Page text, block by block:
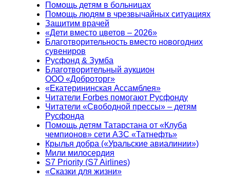
Помощь детям в больницах
Помощь людям в чрезвычайных ситуациях
Защитим врачей
«Дети вместо цветов – 2026»
Благотворительность вместо новогодних
сувениров
Русфонд & Зумба
Благотворительный аукцион
ООО «Доброторг»
«Екатерининская Ассамблея»
Читатели Forbes помогают Русфонду
Читатели «Свободной прессы» – детям
Русфонда
Помощь детям Татарстана от «Клуба
чемпионов» сети АЗС «Татнефть»
Крылья добра («Уральские авиалинии»)
Мили милосердия
S7 Priority (S7 Airlines)
«Сказки для жизни»